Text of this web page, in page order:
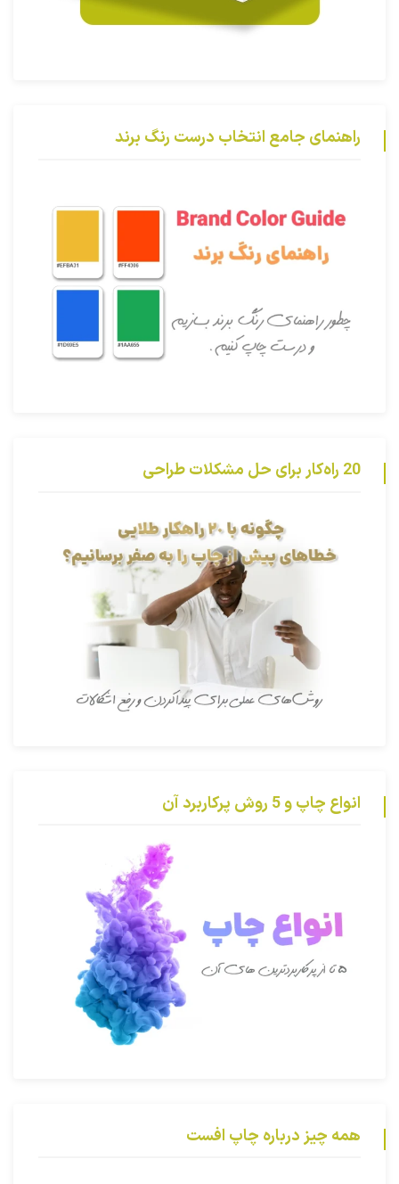
راهنمای جامع انتخاب درست رنگ برند
20 راه‌کار برای حل مشکلات طراحی
انواع چاپ و 5 روش پرکاربرد آن
همه چیز درباره چاپ افست